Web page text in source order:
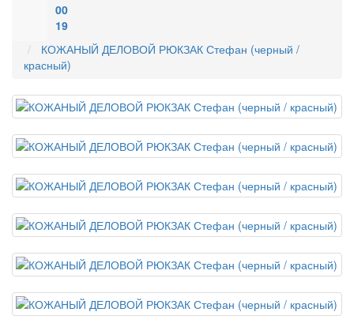
00
19
КОЖАНЫЙ ДЕЛОВОЙ РЮКЗАК Стефан (черный /
красный)